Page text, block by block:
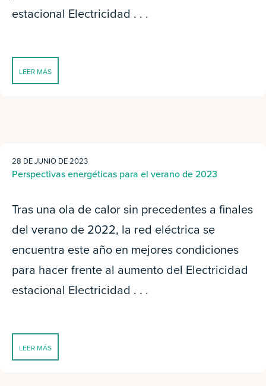
estacional Electricidad . . .
LEER MÁS
28 DE JUNIO DE 2023
Perspectivas energéticas para el verano de 2023
Tras una ola de calor sin precedentes a finales
del verano de 2022, la red eléctrica se
encuentra este año en mejores condiciones
para hacer frente al aumento del Electricidad
estacional Electricidad . . .
LEER MÁS